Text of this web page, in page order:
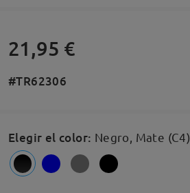
21,95 €
#TR62306
Elegir el color: Negro, Mate (C4)